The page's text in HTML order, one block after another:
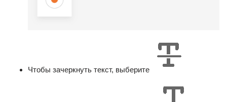
Чтобы зачеркнуть текст, выберите